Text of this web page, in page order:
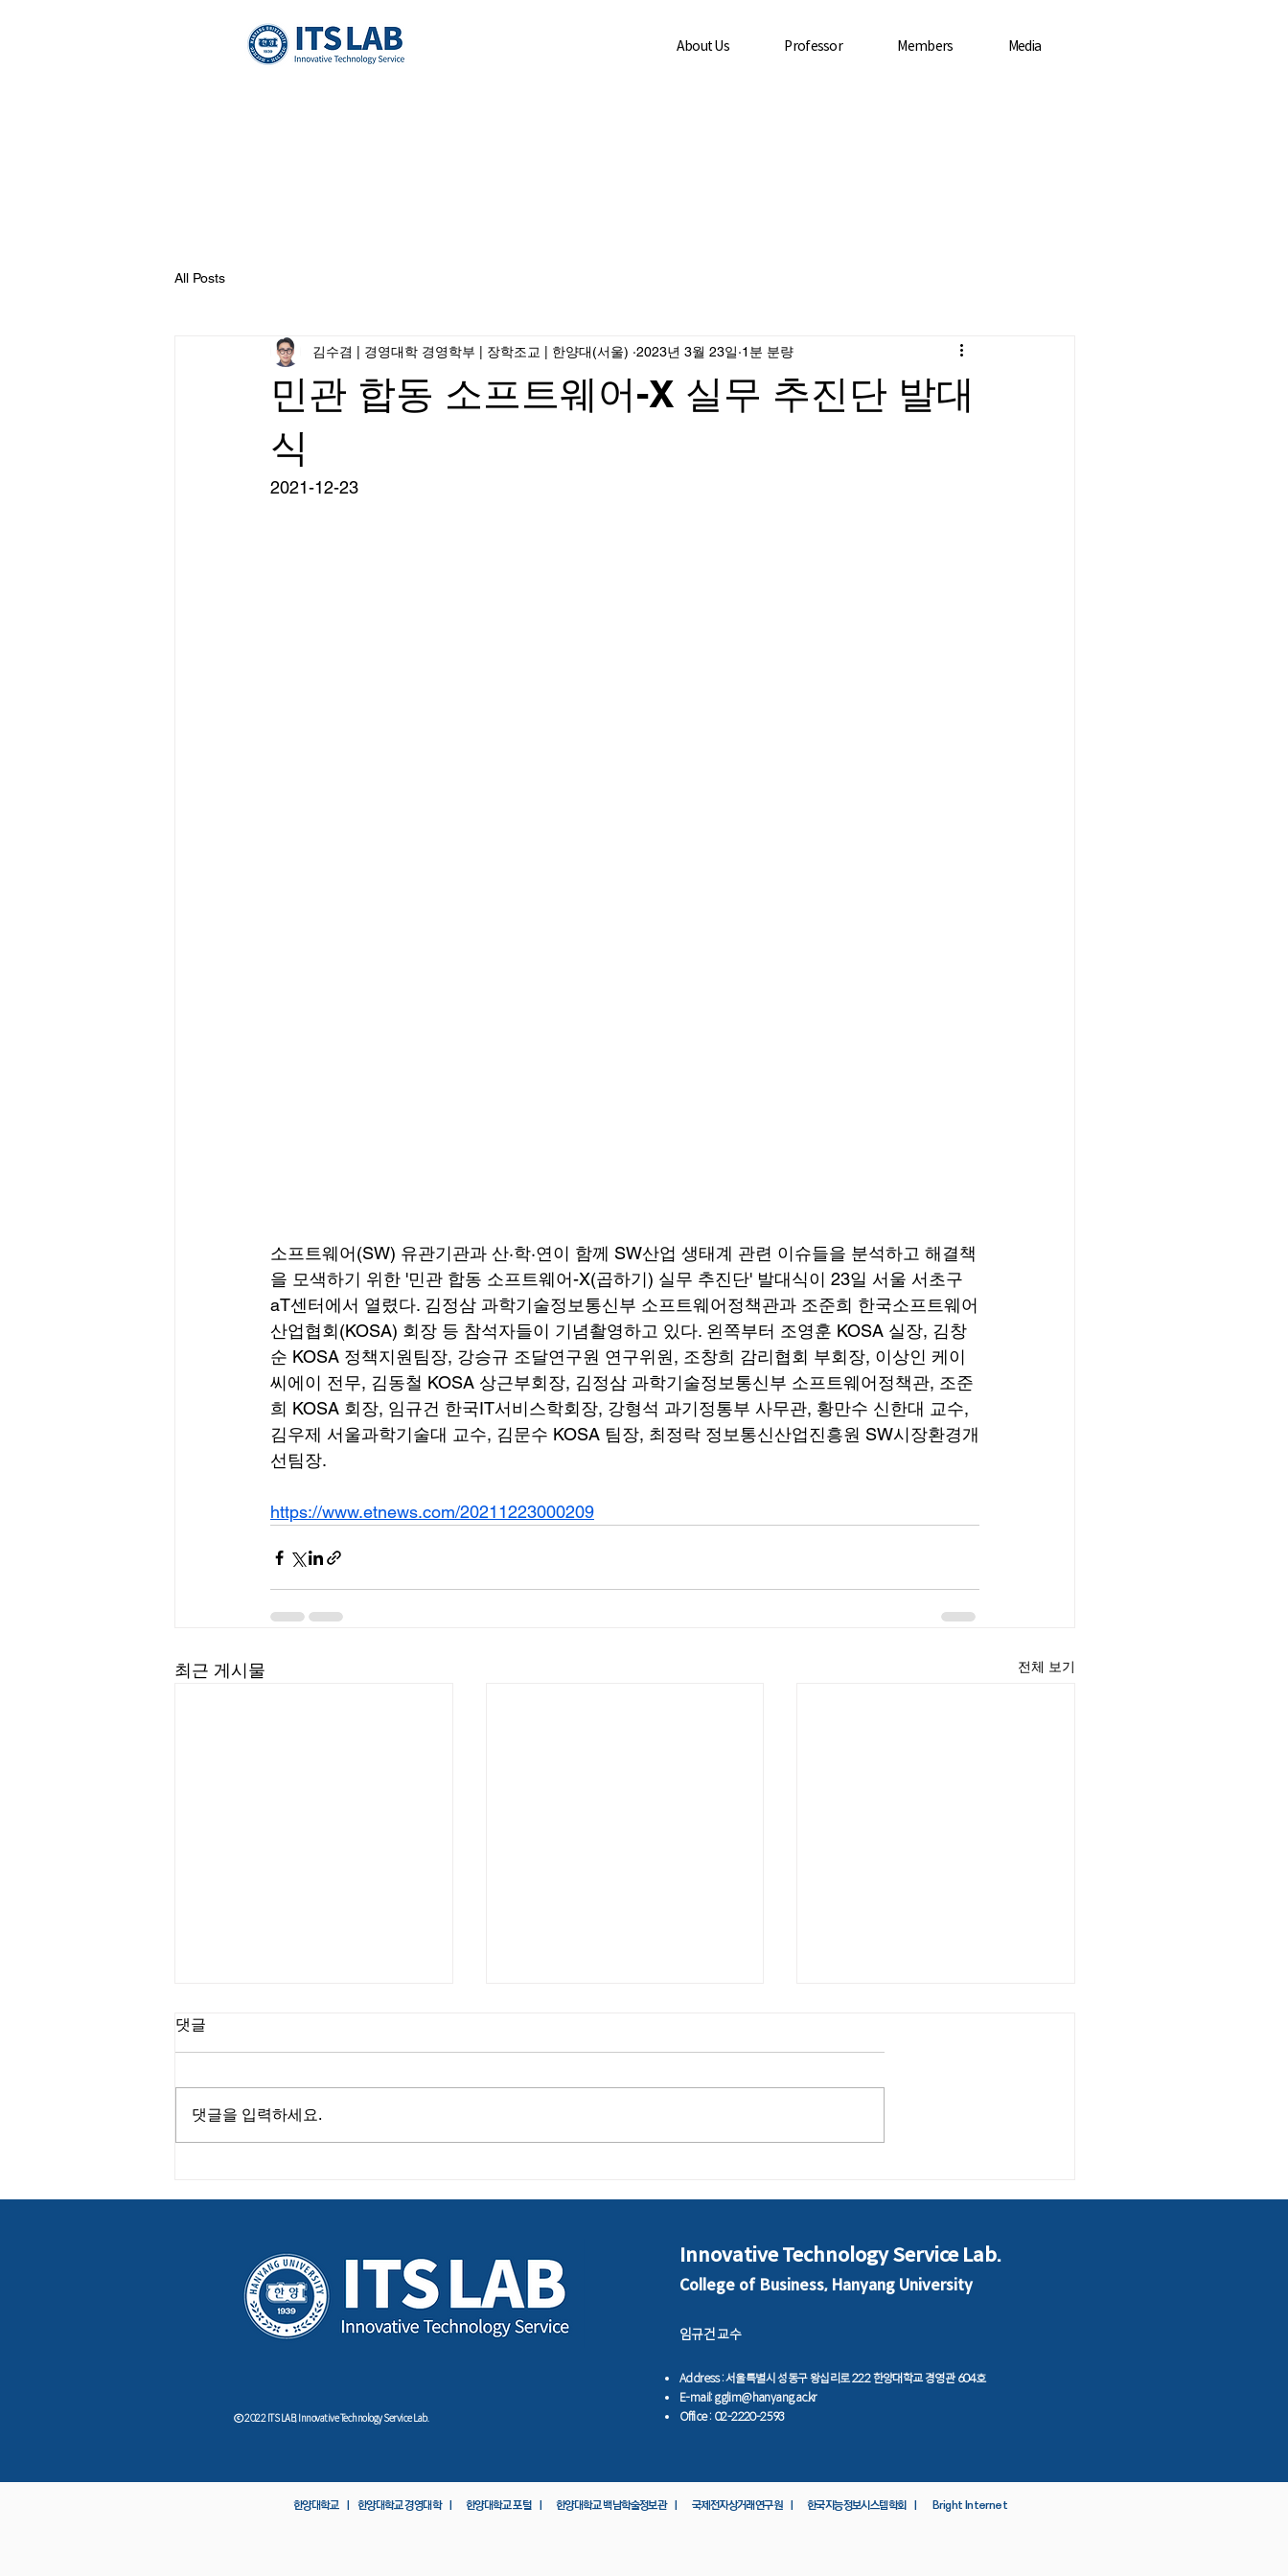
About Us Professor Members Media
All Posts
민관 합동 소프트웨어-X 실무 추진단 발대
식
김수겸 | 경영대학 경영학부 | 장학조교 | 한양대(서울) ­ 2023년 3월 23일 1분 분량
2021-12-23
소프트웨어(SW) 유관기관과 산·학·연이 함께 SW산업 생태계 관련 이슈들을 분석하고 해결책
을 모색하기 위한 '민관 합동 소프트웨어-X(곱하기) 실무 추진단' 발대식이 23일 서울 서초구
aT센터에서 열렸다. 김정삼 과학기술정보통신부 소프트웨어정책관과 조준희 한국소프트웨어
산업협회(KOSA) 회장 등 참석자들이 기념촬영하고 있다. 왼쪽부터 조영훈 KOSA 실장, 김창
순 KOSA 정책지원팀장, 강승규 조달연구원 연구위원, 조창희 감리협회 부회장, 이상인 케이
씨에이 전무, 김동철 KOSA 상근부회장, 김정삼 과학기술정보통신부 소프트웨어정책관, 조준
희 KOSA 회장, 임규건 한국IT서비스학회장, 강형석 과기정통부 사무관, 황만수 신한대 교수,
김우제 서울과학기술대 교수, 김문수 KOSA 팀장, 최정락 정보통신산업진흥원 SW시장환경개
선팀장.
https://www.etnews.com/20211223000209
최근 게시물 전체 보기
범…유공자 44명엔 표창
회, `AI실무능력 인증과정 수
에…“고등평생교육지원특별
댓글
댓글을 입력하세요.
임규건 교수
​Address : 서울특별시 성동구 왕십리로 222 한양대학교 경영관 604호
E-mail: gglim@hanyang.ac.kr
ⓒ 2022 ITS LAB, Innovative Technology Service Lab. Office : 02-2220-2593
Innovative Technology Service Lab.
College of Business, Hanyang University
한양대학교 ㅣ 한양대학교 경영대학 ㅣ 한양대학교 포털 ㅣ 한양대학교 백남학술정보관 ㅣ 국제전자상거래연구원 ㅣ 한국지능정보시스템학회 ㅣ Bright Internet